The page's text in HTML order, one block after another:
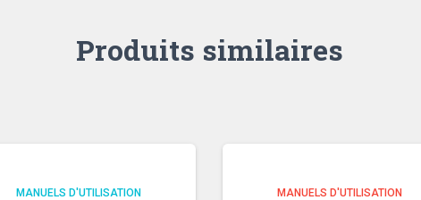
Produits similaires
MANUELS D'UTILISATION MANUELS D'UTILISATION